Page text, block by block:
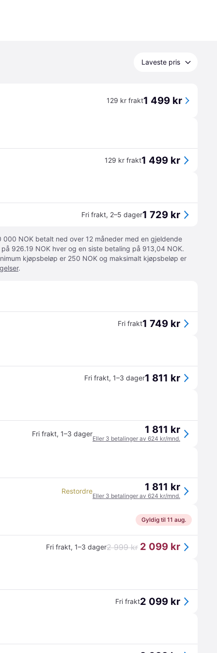
Laveste pris
129 kr frakt1 499 kr
129 kr frakt1 499 kr
Fri frakt, 2–5 dager1 729 kr
000 NOK betalt ned over 12 måneder med en gjeldende
926.19 NOK hver og en siste betaling på 913,04 NOK.
kjøpsbeløp er 250 NOK og maksimalt kjøpsbeløp er
.
Fri frakt1 749 kr
Fri frakt, 1–3 dager1 811 kr
Fri frakt, 1–3 dager 1 811 kr
Eller 3 betalinger av 624 kr/mnd.
Restordre 1 811 kr
Eller 3 betalinger av 624 kr/mnd.
Gyldig til 11 aug.
Fri frakt, 1–3 dager2 999 kr 2 099 kr
Fri frakt2 099 kr